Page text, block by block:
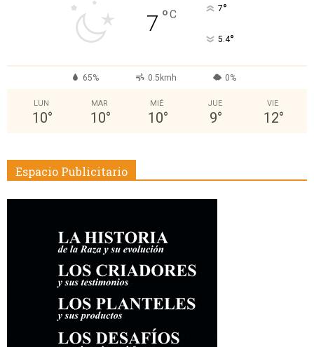
7 °C 7°
5.4°
65% 0.5kmh 0%
LUN
10°
MAR
10°
MIÉ
10°
JUE
9°
VIE
12°
Espacio Publicitario